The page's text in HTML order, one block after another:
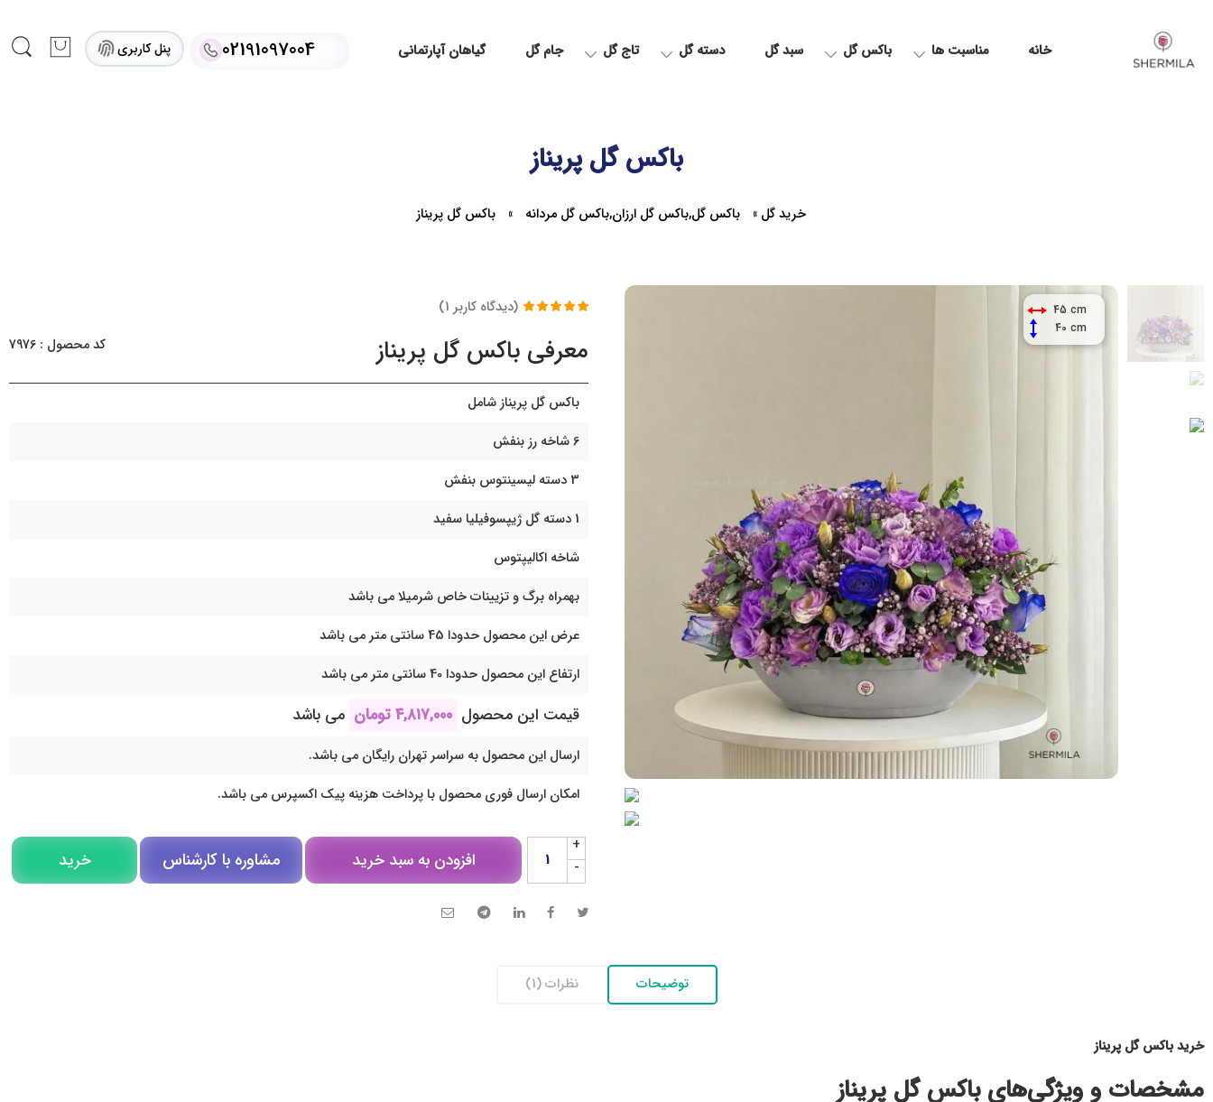
خانه مناسبت ها باکس گل سبد گل دسته گل تاج گل جام گل گیاهان آپارتمانی 02191097004 پنل کاربری
باکس گل پریناز
خرید گل » باکس گل,باکس گل ارزان,باکس گل مردانه » باکس گل پریناز
45 cm
40 cm
مشتری
(دیدگاه کاربر 1
)
معرفی باکس گل پریناز کد محصول : 7976
باکس گل پریناز شامل
6 شاخه رز بنفش
3 دسته لیسینتوس بنفش
1 دسته گل ژیپسوفیلیا سفید
شاخه اکالیپتوس
بهمراه برگ و تزیینات خاص شرمیلا می باشد
عرض این محصول حدودا 45 سانتی متر می باشد
ارتفاع این محصول حدودا 40 سانتی متر می باشد
قیمت این محصول ۴,۸۱۷,۰۰۰تومان می باشد
ارسال این محصول به سراسر تهران رایگان می باشد.
امکان ارسال فوری محصول با پرداخت هزینه پیک اکسپرس می باشد.
+
-
افزودن به سبد خرید مشاوره با کارشناس خرید
توضیحات نظرات (1)
خرید باکس گل پریناز
مشخصات و ویژگی‌های باکس گل پریناز